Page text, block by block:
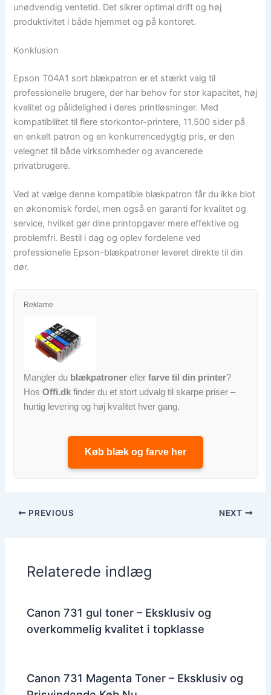
unødvendig ventetid. Det sikrer optimal drift og høj
produktivitet i både hjemmet og på kontoret.
Konklusion
Epson T04A1 sort blækpatron er et stærkt valg til
professionelle brugere, der har behov for stor kapacitet, høj
kvalitet og pålidelighed i deres printløsninger. Med
kompatibilitet til flere storkontor-printere, 11.500 sider på
en enkelt patron og en konkurrencedygtig pris, er den
velegnet til både virksomheder og avancerede
privatbrugere.
Ved at vælge denne kompatible blækpatron får du ikke blot
en økonomisk fordel, men også en garanti for kvalitet og
service, hvilket gør dine printopgaver mere effektive og
problemfri. Bestil i dag og oplev fordelene ved
professionelle Epson-blækpatroner leveret direkte til din
dør.
Reklame
Mangler du blækpatroner ellerfarve til din printer?
HosOffi.dk finder du et stort udvalg til skarpe priser –
hurtig levering og høj kvalitet hver gang.
Køb blæk og farve her
PREVIOUS NEXT
Relaterede indlæg
Canon 731 gul toner – Eksklusiv og
overkommelig kvalitet i topklasse
Canon 731 Magenta Toner – Eksklusiv og